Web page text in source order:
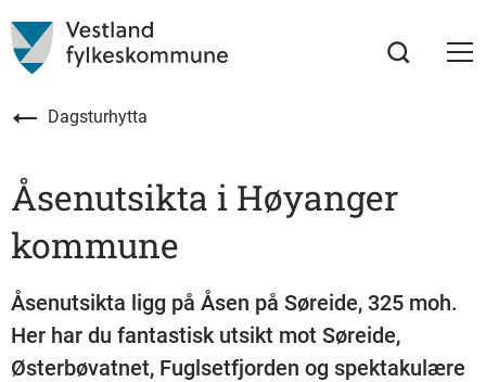
Dagsturhytta
Åsenutsikta i Høyanger
kommune
Åsenutsikta ligg på Åsen på Søreide, 325 moh.
Her har du fantastisk utsikt mot Søreide,
Østerbøvatnet, Fuglsetfjorden og spektakulære